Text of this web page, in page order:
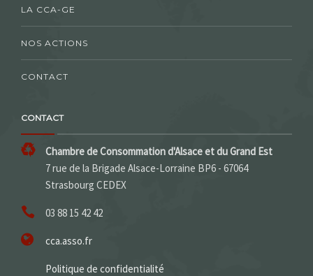
LA CCA-GE
NOS ACTIONS
CONTACT
CONTACT
Chambre de Consommation d'Alsace et du Grand Est
7 rue de la Brigade Alsace-Lorraine BP6 - 67064
Strasbourg CEDEX
03 88 15 42 42
cca.asso.fr
Politique de confidentialité